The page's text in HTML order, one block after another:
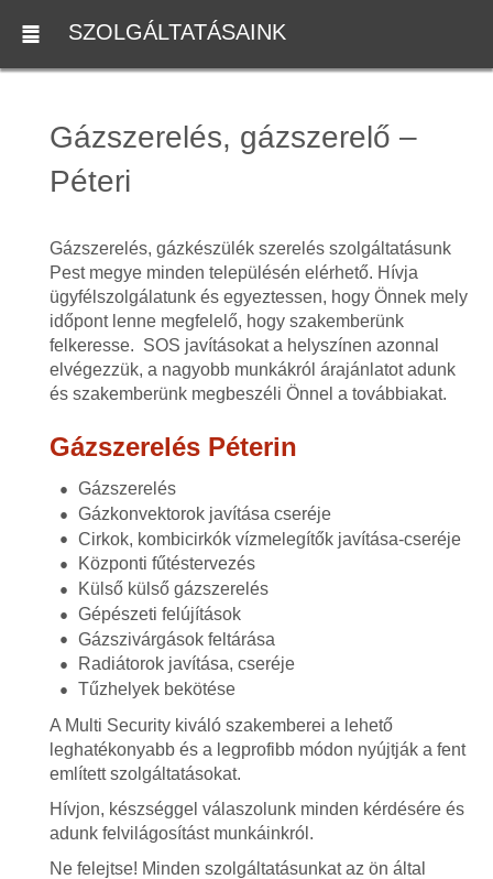
SZOLGÁLTATÁSAINK
Gázszerelés, gázszerelő –
Péteri
Gázszerelés, gázkészülék szerelés szolgáltatásunk
Pest megye minden településén elérhető. Hívja
ügyfélszolgálatunk és egyeztessen, hogy Önnek mely
időpont lenne megfelelő, hogy szakemberünk
felkeresse. SOS javításokat a helyszínen azonnal
elvégezzük, a nagyobb munkákról árajánlatot adunk
és szakemberünk megbeszéli Önnel a továbbiakat.
Gázszerelés Péterin
Gázszerelés
Gázkonvektorok javítása cseréje
Cirkok, kombicirkók vízmelegítők javítása-cseréje
Központi fűtéstervezés
Külső külső gázszerelés
Gépészeti felújítások
Gázszivárgások feltárása
Radiátorok javítása, cseréje
Tűzhelyek bekötése
A Multi Security kiváló szakemberei a lehető
leghatékonyabb és a legprofibb módon nyújtják a fent
említett szolgáltatásokat.
Hívjon, készséggel válaszolunk minden kérdésére és
adunk felvilágosítást munkáinkról.
Ne felejtse! Minden szolgáltatásunkat az ön által